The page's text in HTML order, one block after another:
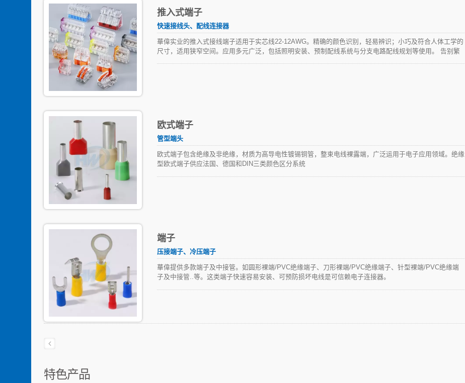
推入式端子
快速接线头、配线连接器
華偉实业的推入式接线端子适用于实芯线22-12AWG。精确的颜色识别，轻易辨识；小巧及符合人体工学的
尺寸，适用狭窄空间。应用多元广泛，包括照明安装、预制配线系统与分支电路配线规划等使用。 告别繁
欧式端子
管型端头
欧式端子包含绝缘及非绝缘，材质为高导电性镀锡铜管，整束电线裸露端，广泛运用于电子应用领域。绝缘
型欧式端子供应法国、德国和DIN三类颜色区分系统
端子
压接端子、冷压端子
華偉提供多款端子及中接管。如圆形裸端/PVC绝缘端子、刀形裸端/PVC绝缘端子、针型裸端/PVC绝缘端
子及中接管..等。这类端子快速容易安装、可预防损坏电线是可信赖电子连接器。
特色产品